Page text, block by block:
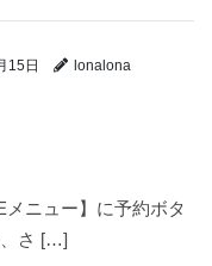
15日 lonalona
ニュー】に予約ボタ
、さ […]